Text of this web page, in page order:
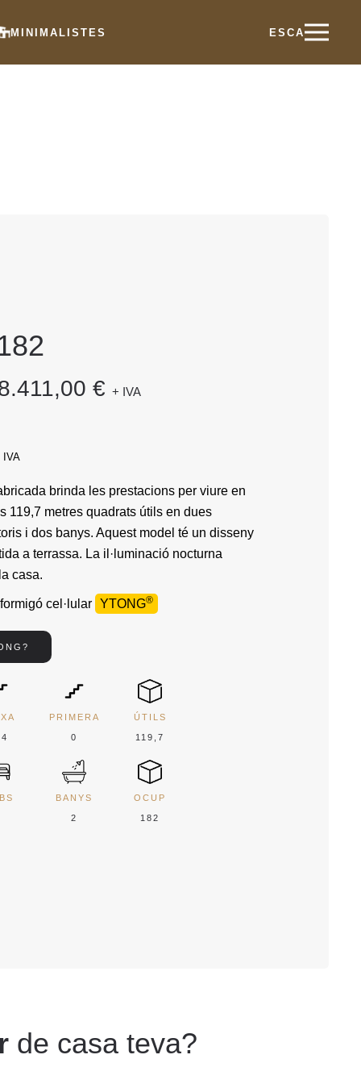
MINIMALISTES ES CA
€ + IVA
IVA
brinda les prestacions per viure en
119,7 metres quadrats útils en dues
i dos banys. Aquest model té un disseny
a terrassa. La il·luminació nocturna
casa.
cel·lular YTONG®
PRIMERA
0
ÚTILS
119,7
BANYS
2
OCUP
182
de casa teva?